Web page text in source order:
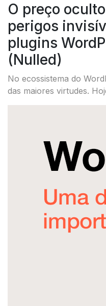
O preço
perigos
plugins
(Nulled)
No ecossistema do
das maiores virtudes.